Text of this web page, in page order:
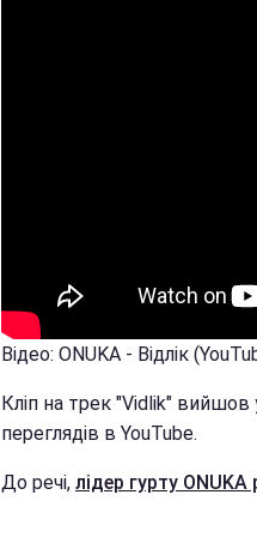
Відео: ONUKA - Відлік
Кліп на трек "Vidlik" вийшов
переглядів в YouTube.
До речі, лідер гурту